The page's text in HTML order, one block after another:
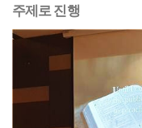
주제로 진행